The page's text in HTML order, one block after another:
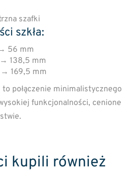
szafki
szkła:
56 mm
138,5 mm
169,5 mm
połączenie minimalistycznego
funkcjonalności, cenione
kupili również